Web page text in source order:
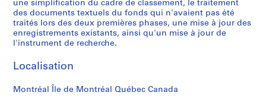
n
k
C
a
D
o
m
o
n
,
S
i
n
t
r
n
a
t
o
n
a
m
e
,
G
a
v
e
e
B
a
r
D
m
une simplification du cadre de classement, le traitement
des documents textuels du fonds qui n'avaient pas été
traités lors des deux premières phases, une mise à jour des
enregistrements existants, ainsi qu'un mise à jour de
l'instrument de recherche.
Localisation
Montréal Île de Montréal Québec Canada